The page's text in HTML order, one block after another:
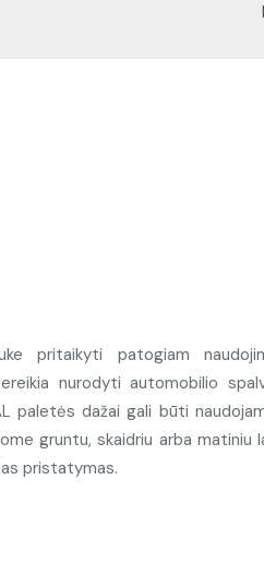
pritaikyti patogiam
nurodyti automobilio
paletės dažai gali būti
gruntu, skaidriu arba matiniu
pristatymas.